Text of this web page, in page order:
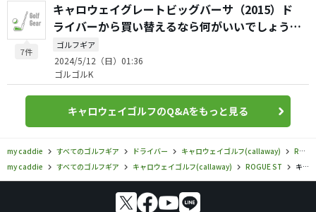
7件
キャロウェイグレートビッグバーサ（2015）ド
ライバーから買い替えるなら何がいいでしょう
か？
ゴルフギア
2024/5/12（日）01:36
ゴルゴルK
キャロウェイゴルフのQ&Aをもっと見る
my caddie すべてのゴルフギア ドライバー キャロウェイゴルフ(callaway)
ROGUE ST
my caddie
すべてのゴルフギア キャロウェイゴルフ(callaway) ROGUE ST キャロウェイゴルフ／ROGUE ST／ROGUE ST トリプルダイヤモンド LS ドライバーの口コミ評価